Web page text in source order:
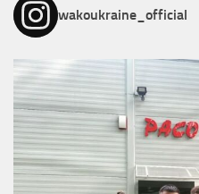
wakoukraine_official